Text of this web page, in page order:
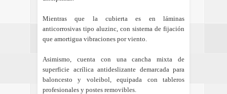
Mientras que la cubierta es en láminas
anticorrosivas tipo aluzinc, con sistema de fijación
que amortigua vibraciones por viento.
Asimismo, cuenta con una cancha mixta de
superficie acrílica antideslizante demarcada para
baloncesto y voleibol, equipada con tableros
profesionales y postes removibles.